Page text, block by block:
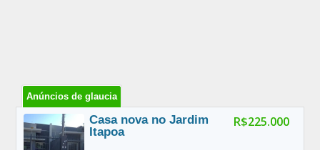
Anúncios de glaucia
R$225.000
Casa nova no Jardim
Itapoa